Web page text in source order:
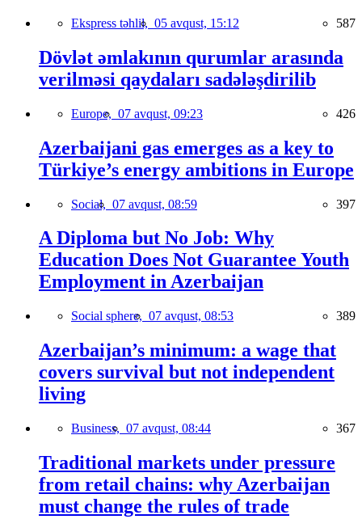
Ekspress təhlil, 05 avqust, 15:12 587
Dövlət əmlakının qurumlar arasında
verilməsi qaydaları sadələşdirilib
Europe, 07 avqust, 09:23 426
Azerbaijani gas emerges as a key to
Türkiye’s energy ambitions in Europe
Social, 07 avqust, 08:59 397
A Diploma but No Job: Why
Education Does Not Guarantee Youth
Employment in Azerbaijan
Social sphere, 07 avqust, 08:53 389
Azerbaijan’s minimum: a wage that
covers survival but not independent
living
Business, 07 avqust, 08:44 367
Traditional markets under pressure
from retail chains: why Azerbaijan
must change the rules of trade